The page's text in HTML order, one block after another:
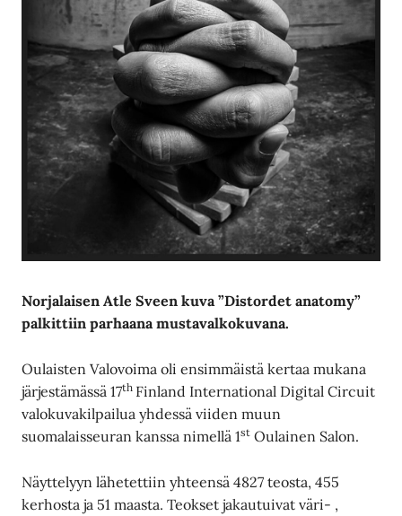
Norjalaisen Atle Sveen kuva ”Distordet anatomy”
palkittiin parhaana mustavalkokuvana.
Oulaisten Valovoima oli ensimmäistä kertaa mukana
järjestämässä 17th Finland International Digital Circuit
valokuvakilpailua yhdessä viiden muun
suomalaisseuran kanssa nimellä 1st Oulainen Salon.
Näyttelyyn lähetettiin yhteensä 4827 teosta, 455
kerhosta ja 51 maasta. Teokset jakautuivat väri- ,